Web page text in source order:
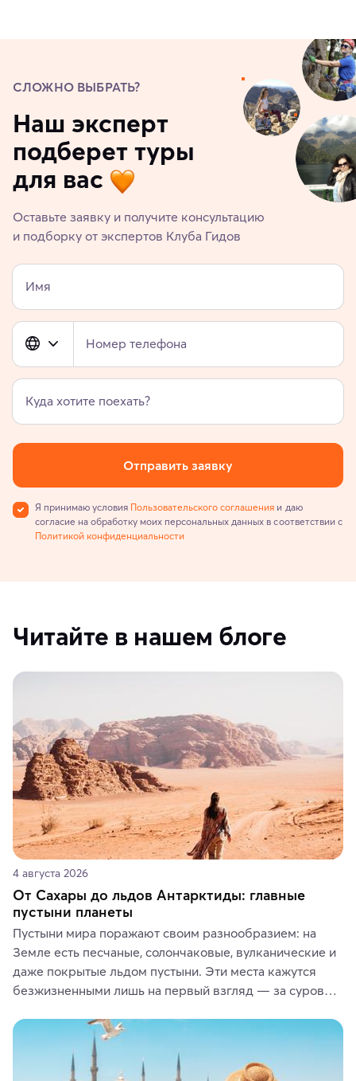
СЛОЖНО ВЫБРАТЬ?
Наш эксперт
подберет туры
для вас
Оставьте заявку и получите консультацию
и подборку от экспертов Клуба Гидов
Имя
Номер телефона
Куда хотите поехать?
Отправить заявку
Я принимаю условия Пользовательского соглашения и даю
согласие на обработку моих персональных данных в соответствии с
Политикой конфиденциальности
Читайте в нашем блоге
4 августа 2026
От Сахары до льдов Антарктиды: главные
пустыни планеты
Пустыни мира поражают своим разнообразием: на
Земле есть песчаные, солончаковые, вулканические и
даже покрытые льдом пустыни. Эти места кажутся
безжизненными лишь на первый взгляд — за суровой
животные и маршруты, которые дарят одни из самых
ярких впечатлений от путешествий.